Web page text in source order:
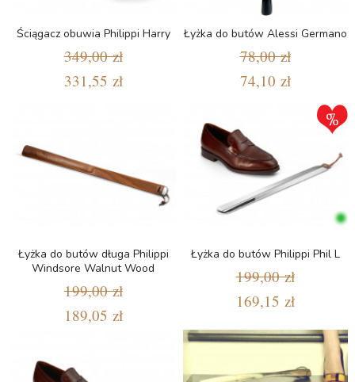
Ściągacz obuwia Philippi Harry
349,00 zł
331,55 zł
Łyżka do butów Alessi Germano
78,00 zł
74,10 zł
Łyżka do butów długa Philippi
Windsore Walnut Wood
199,00 zł
189,05 zł
Łyżka do butów Philippi Phil L
199,00 zł
169,15 zł